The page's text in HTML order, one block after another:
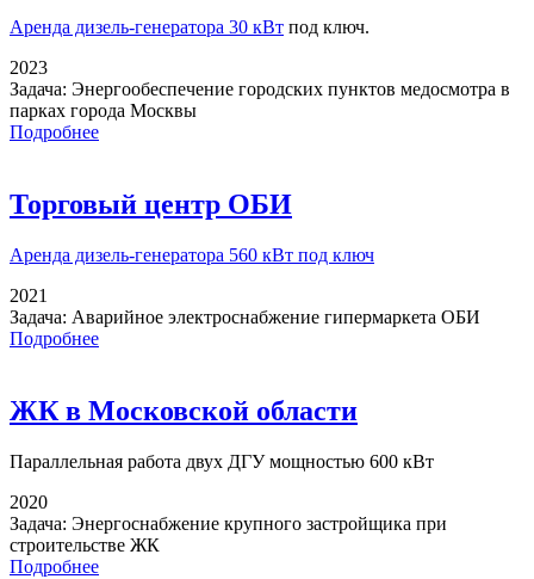
Аренда дизель-генератора 30 кВт под ключ.
2023
Задача: Энергообеспечение городских пунктов медосмотра в
парках города Москвы
Подробнее
Торговый центр ОБИ
Аренда дизель-генератора 560 кВт под ключ
2021
Задача: Аварийное электроснабжение гипермаркета ОБИ
Подробнее
ЖК в Московской области
Параллельная работа двух ДГУ мощностью 600 кВт
2020
Задача: Энергоснабжение крупного застройщика при
строительстве ЖК
Подробнее